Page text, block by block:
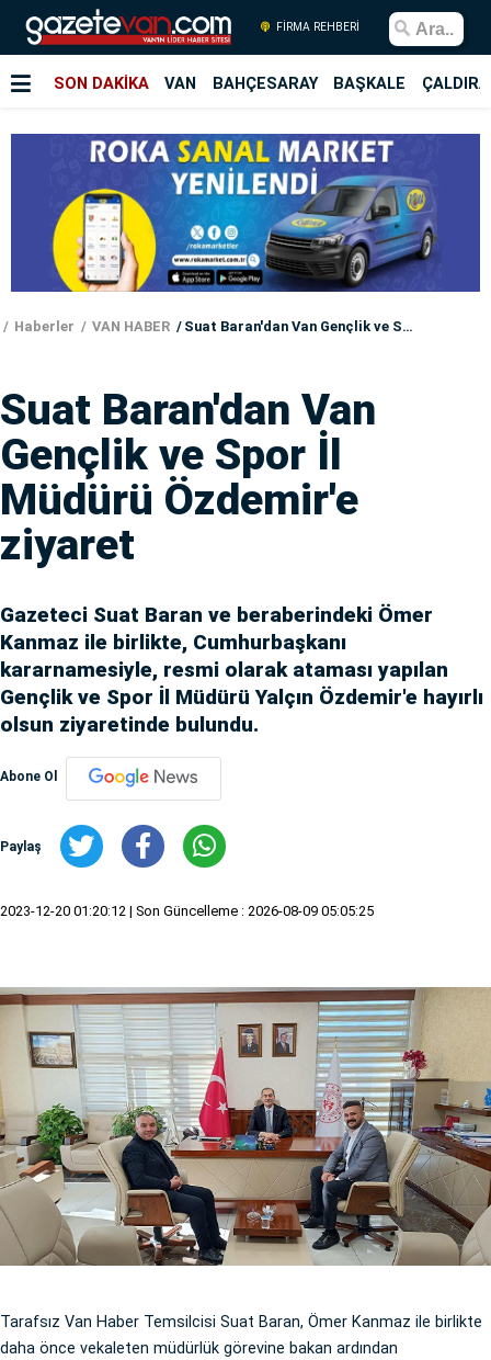
FİRMA REHBERİ
SON DAKİKA VAN BAHÇESARAY BAŞKALE
Haberler VAN HABER Suat Baran'dan Van Gençlik ve Spor İl Müdürü Özdemir'e ziyaret
Suat Baran'dan Van
Gençlik ve Spor İl
Müdürü Özdemir'e
ziyaret
Gazeteci Suat Baran ve beraberindeki Ömer
Kanmaz ile birlikte, Cumhurbaşkanı
kararnamesiyle, resmi olarak ataması yapılan
Gençlik ve Spor İl Müdürü Yalçın Özdemir'e hayırlı
olsun ziyaretinde bulundu.
Abone Ol
Paylaş
2023-12-20 01:20:12 | Son Güncelleme : 2026-08-09 05:05:25
Tarafsız Van Haber Temsilcisi Suat Baran, Ömer Kanmaz ile birlikte
daha önce vekaleten müdürlük görevine bakan ardından